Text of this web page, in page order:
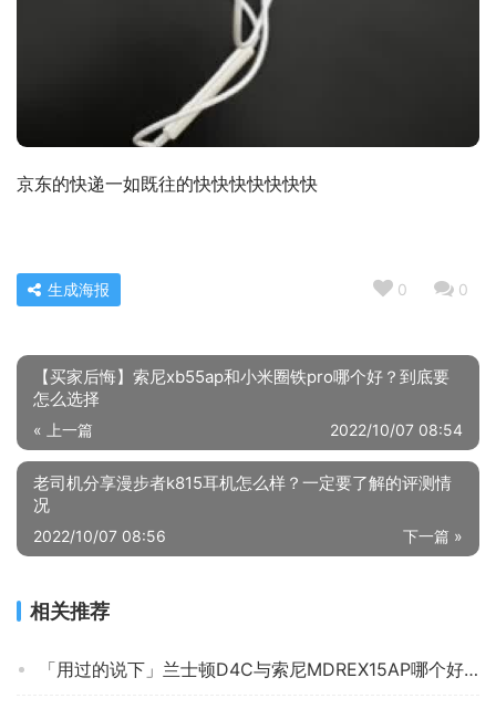
京东的快递一如既往的快快快快快快快
0 0
生成海报
【买家后悔】索尼xb55ap和小米圈铁pro哪个好？到底要
怎么选择
« 上一篇 2022/10/07 08:54
老司机分享漫步者k815耳机怎么样？一定要了解的评测情
况
下一篇 »
2022/10/07 08:56
相关推荐
「用过的说下」兰士顿D4C与索尼MDREX15AP哪个好？评测解读该怎么选